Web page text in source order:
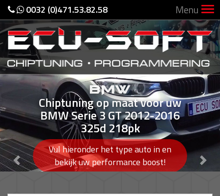
0032 (0)471.53.82.58 Menu
BMW
Chiptuning op maat voor uw
BMW Serie 3 GT 2012-2016
325d 218pk
Vul hieronder het type auto in en
bekijk uw performance boost!
Previous